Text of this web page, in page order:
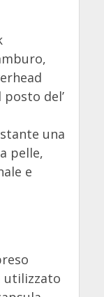
del’
una
pelle,
e
utilizzato